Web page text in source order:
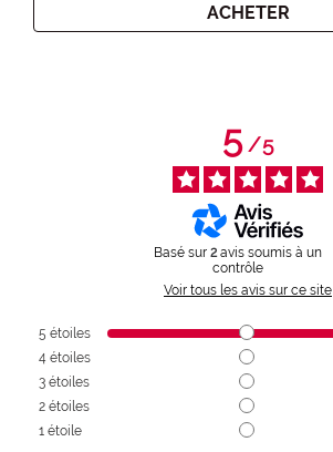
ACHETER
5/5
Basé sur 2 avis soumis à un
contrôle
Voir tous les avis sur ce site
5 étoiles
4 étoiles
3 étoiles
2 étoiles
1 étoile